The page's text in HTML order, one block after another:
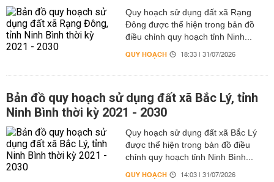
Quy hoạch sử dụng đất xã Rạng
Đông được thể hiện trong bản đồ
điều chỉnh quy hoạch tỉnh Ninh...
QUY HOẠCH 18:33 | 31/07/2026
Bản đồ quy hoạch sử dụng đất xã Bắc Lý, tỉnh
Ninh Bình thời kỳ 2021 - 2030
Quy hoạch sử dụng đất xã Bắc Lý
được thể hiện trong bản đồ điều
chỉnh quy hoạch tỉnh Ninh Bình...
QUY HOẠCH 14:03 | 31/07/2026